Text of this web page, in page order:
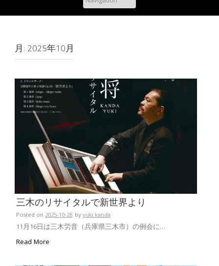
月: 2025年10月
三木のリサイタルで新世界より
Posted on 2025-10-28 byyuki kanda
11月16日は三木労音（兵庫県三木市）の例会に…
Read More